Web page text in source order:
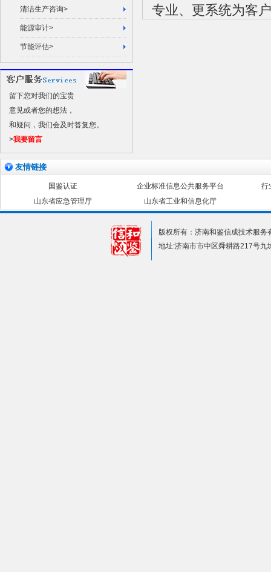
专业、更系统为客
清洁生产咨询>
能源审计>
节能评估>
留下您对我们的宝贵
意见或者您的想法，
和疑问，我们会及时答复您。
>我要留言
友情链接
国鉴认证 企业标准信息公共服务平台
行
山东省应急管理厅
山东省工业和信息化厅
版权所有：济南和鉴信成技术服务
地址:济南市市中区舜耕路217号